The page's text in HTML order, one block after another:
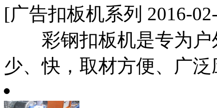
[广告扣板机系列 2016-
彩钢扣板机是专为户
少、快，取材方便、广